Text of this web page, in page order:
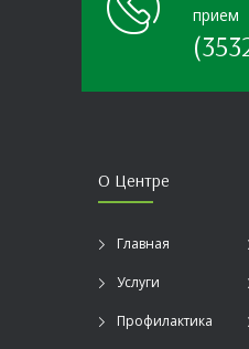
прием
О Центре
Главная
Услуги
Профилактика